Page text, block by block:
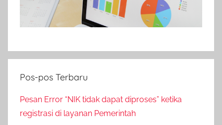
Pos-pos Terbaru
Pesan Error “NIK tidak dapat diproses” ketika
registrasi di layanan Pemerintah